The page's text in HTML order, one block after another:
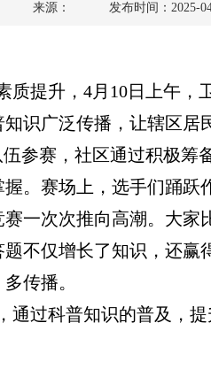
来源： 发布时间：2025-
提升，4月10日上午
识广泛传播，让辖区居
参赛，社区通过积极
。赛场上，选手们踊
一次次推向高潮。大
不仅增长了知识，还
传播。
过科普知识的普及，